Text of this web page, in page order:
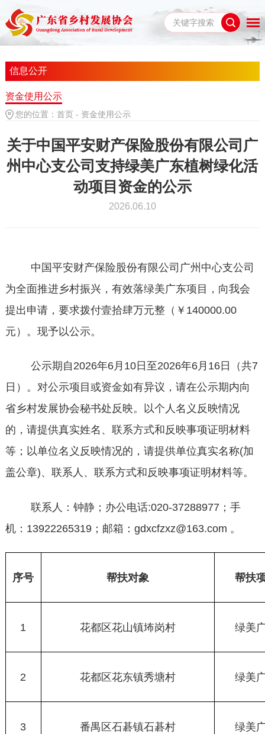
信息公开
资金使用公示
您的位置： 首页 - 资金使用公示
关于中国平安财产保险股份有限公司广
州中心支公司支持绿美广东植树绿化活
动项目资金的公示
2026.06.10
中国平安财产保险股份有限公司 广州中心支公司
为全面推进乡村振兴，有效落绿美广东项目，向我会
提出申请，要求拨付壹拾肆万元整（￥ 140000.00
元）。现予以公示。
公示期自 2026年6月 10日至2026年6月16日（共7
日）。对公示项目或资金如有异议，请在公示期内向
省乡村发展协会秘书处反映。以个人名义反映情况
的，请提供真实姓名、联系方式和反映事项证明材料
等；以单位名义反映情况的，请提供单位真实名称(加
盖公章)、联系人、联系方式和反映事项证明材料等。
联系人：钟静；办公电话:020-37288977；手
机：13922265319；邮箱： gdxcfzxz@163.com 。
序号 帮扶对象 帮扶
1 花都区花山镇㘵岗村 绿美
2 花都区花东镇秀塘村 绿美
3 番禺区石碁镇石碁村 绿美